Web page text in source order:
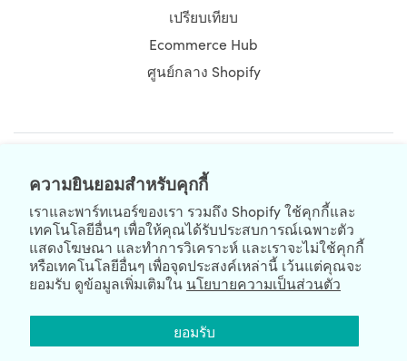
ความยินยอมสำหรับคุกกี้
เราและพาร์ทเนอร์ของเรา รวมถึง Shopify ใช้คุกกี้และ
เทคโนโลยีอื่นๆ เพื่อให้คุณได้รับประสบการณ์เฉพาะตัว
แสดงโฆษณา และทำการวิเคราะห์ และเราจะไม่ใช้คุกกี้
หรือเทคโนโลยีอื่นๆ เพื่อจุดประสงค์เหล่านี้ เว้นแต่คุณจะ
ยอมรับ ดูข้อมูลเพิ่มเติมใน นโยบายความเป็นส่วนตัว
ยอมรับ
เปรียบเทียบ
Ecommerce Hub
ศูนย์กลาง Shopify
August 10, 2026 © HulkApps.com. All Rights Reserved.
We're Worldwide We're Hiring